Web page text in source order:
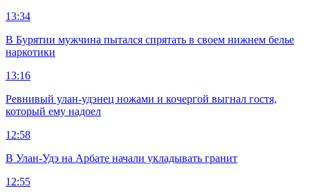
13:34
В Бурятии мужчина пытался спрятать в своем нижнем белье
наркотики
13:16
Ревнивый улан-удэнец ножами и кочергой выгнал гостя,
который ему надоел
12:58
В Улан-Удэ на Арбате начали укладывать гранит
12:55